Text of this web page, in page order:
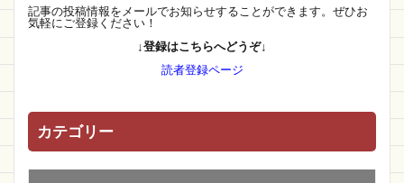
記事の投稿情報をメールでお知らせすることができます。ぜひお
気軽にご登録ください！
↓登録はこちらへどうぞ↓
読者登録ページ
カテゴリー